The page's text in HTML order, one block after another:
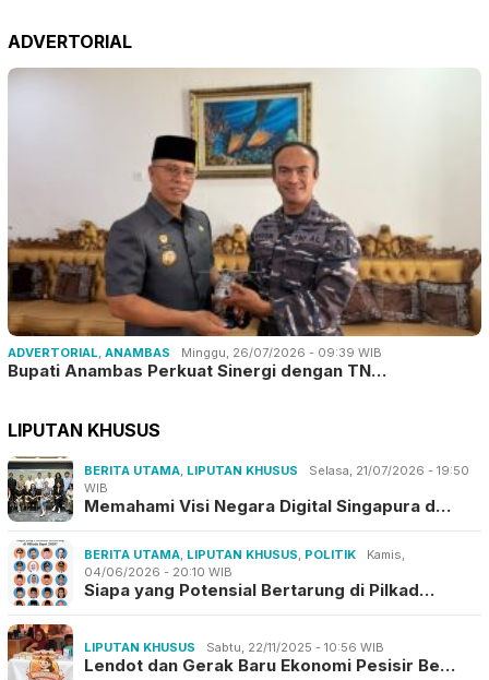
ADVERTORIAL
ADVERTORIAL, ANAMBAS Minggu, 26/07/2026 - 09:39 WIB
Bupati Anambas Perkuat Sinergi dengan TN…
LIPUTAN KHUSUS
BERITA UTAMA, LIPUTAN KHUSUS
Selasa, 21/07/2026 - 19:50
WIB
Memahami Visi Negara Digital Singapura d…
BERITA UTAMA, LIPUTAN KHUSUS, POLITIK
Kamis,
04/06/2026 - 20:10 WIB
Siapa yang Potensial Bertarung di Pilkad…
LIPUTAN KHUSUS Sabtu, 22/11/2025 - 10:56 WIB
Lendot dan Gerak Baru Ekonomi Pesisir Be…